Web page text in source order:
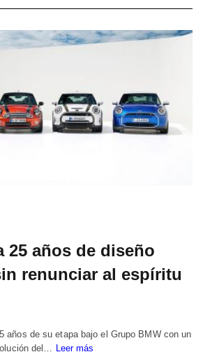
25 años de diseño
renunciar al espíritu
años de su etapa bajo el Grupo BMW con un
del… Leer más